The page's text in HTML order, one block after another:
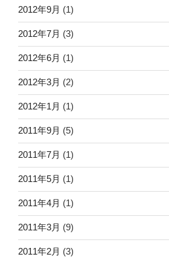
2012年9月 (1)
2012年7月 (3)
2012年6月 (1)
2012年3月 (2)
2012年1月 (1)
2011年9月 (5)
2011年7月 (1)
2011年5月 (1)
2011年4月 (1)
2011年3月 (9)
2011年2月 (3)